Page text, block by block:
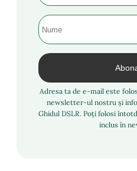
Adresa ta de e-mail este
newsletter-ul nostru și
Ghidul DSLR. Poți folosi
inclus în